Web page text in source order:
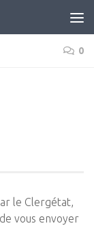
0
le Clergétat,
vous envoyer